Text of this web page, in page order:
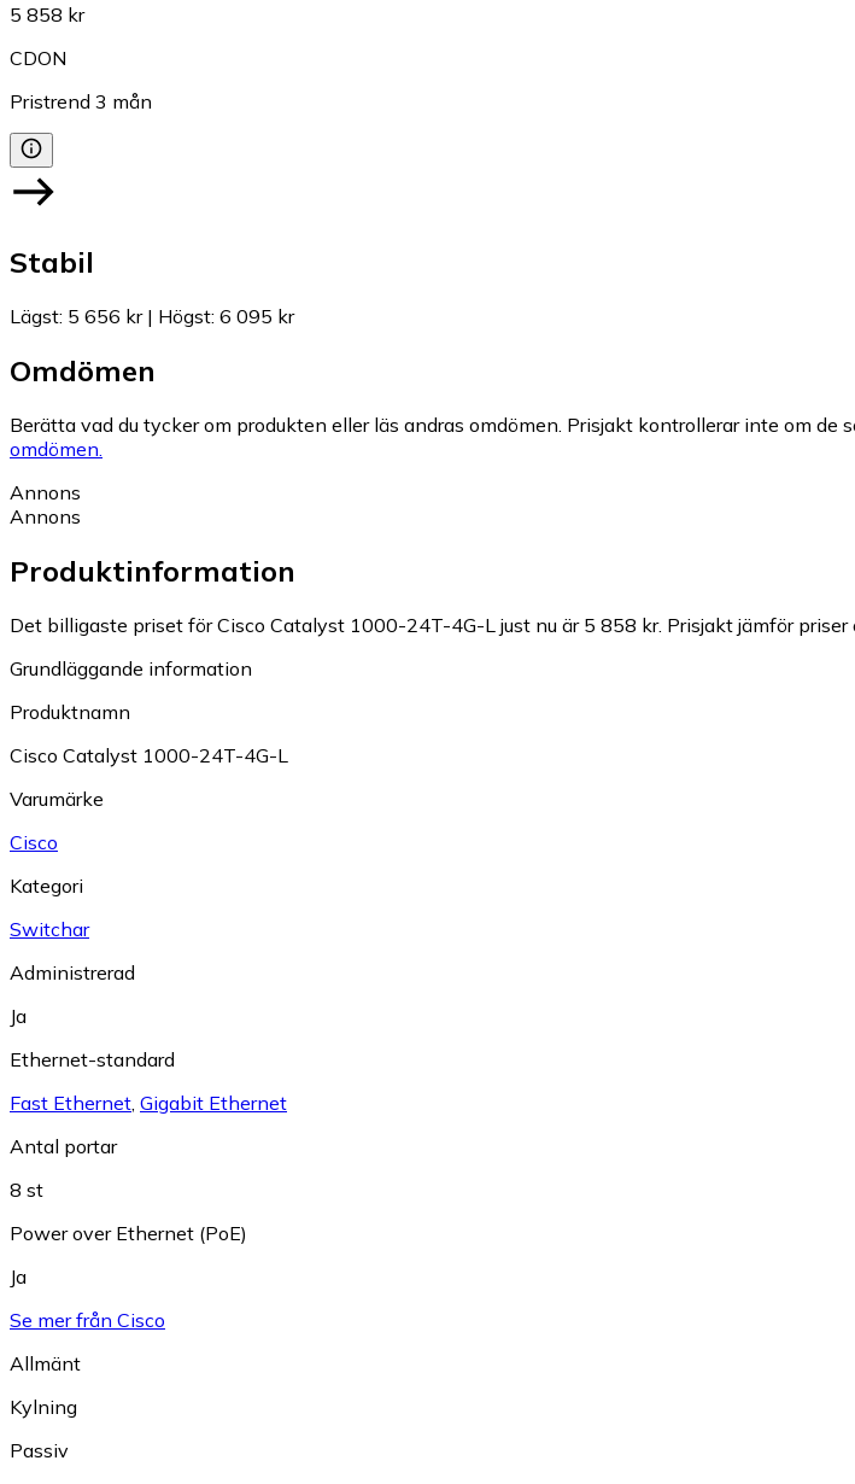
5 858 kr
CDON
Pristrend 3 mån
Stabil
Lägst: 5 656 kr| Högst: 6 095 kr
Omdömen
Berätta vad du tycker om produkten eller läs andras omdömen. Prisjakt kontrollerar inte om
omdömen.
Annons
Annons
Produktinformation
Det billigaste priset för Cisco Catalyst 1000-24T-4G-L just nu är 5 858 kr. Prisjakt jämför priser
Grundläggande information
Produktnamn
Cisco Catalyst 1000-24T-4G-L
Varumärke
Cisco
Kategori
Switchar
Administrerad
Ja
Ethernet-standard
Fast Ethernet Gigabit Ethernet
Antal portar
8 st
Power over Ethernet (PoE)
Ja
Se mer från Cisco
Allmänt
Kylning
Passiv